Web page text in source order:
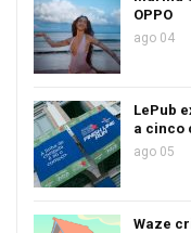
OPPO
ago 04
LePub
a cinco
ago 05
Waze